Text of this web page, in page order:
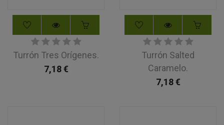
Turrón Tres Orígenes.
7,18€
Turrón Salted
Caramelo.
7,18€